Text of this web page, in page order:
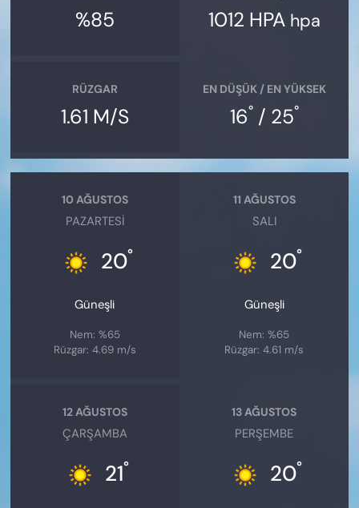
%85 1012 HPA hpa
RÜZGAR
1.61 M/S
EN DÜŞÜK / EN YÜKSEK
16°/ 25°
10 AĞUSTOS
PAZARTESI
20°
Güneşli
Nem: %65
Rüzgar: 4.69 m/s
11 AĞUSTOS
SALI
20°
Güneşli
Nem: %65
Rüzgar: 4.61 m/s
12 AĞUSTOS
ÇARŞAMBA
21°
13 AĞUSTOS
PERŞEMBE
20°